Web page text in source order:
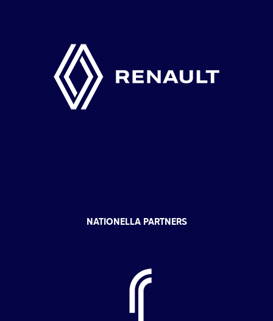
NATIONELLA PARTNERS